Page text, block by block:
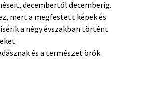
decembertől decemberig.
mert a megfestett képek és
a négy évszakban történt
és a természet örök